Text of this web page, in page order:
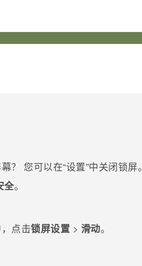
？ 您可以在​“‍设置”中关闭锁屏。
全。
点击锁屏设置 > 滑动。